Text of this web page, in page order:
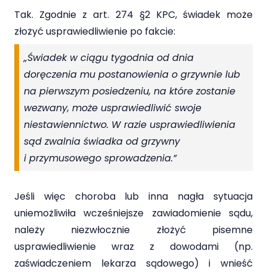
Tak. Zgodnie z art. 274 §2 KPC, świadek może
złożyć usprawiedliwienie po fakcie:
„Świadek w ciągu tygodnia od dnia
doręczenia mu postanowienia o grzywnie lub
na pierwszym posiedzeniu, na które zostanie
wezwany, może usprawiedliwić swoje
niestawiennictwo. W razie usprawiedliwienia
sąd zwalnia świadka od grzywny
i przymusowego sprowadzenia.”
Jeśli więc choroba lub inna nagła sytuacja
uniemożliwiła wcześniejsze zawiadomienie sądu,
należy niezwłocznie złożyć pisemne
usprawiedliwienie wraz z dowodami (np.
zaświadczeniem lekarza sądowego) i wnieść